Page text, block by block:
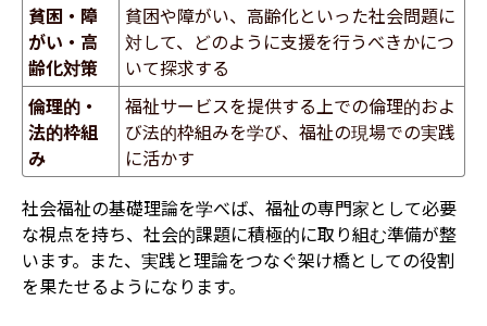
貧困・障
がい・高
齢化対策
貧困や障がい、高齢化といった社会問題に
対して、どのように支援を行うべきかにつ
いて探求する
倫理的・
法的枠組
み
福祉サービスを提供する上での倫理的およ
び法的枠組みを学び、福祉の現場での実践
に活かす
社会福祉の基礎理論を学べば、福祉の専門家として必要
な視点を持ち、社会的課題に積極的に取り組む準備が整
います。また、実践と理論をつなぐ架け橋としての役割
を果たせるようになります。